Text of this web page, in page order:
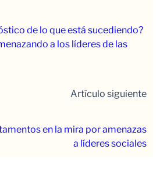
de lo que está sucediendo?
a los líderes de las
Artículo siguiente
en la mira por amenazas
a líderes sociales